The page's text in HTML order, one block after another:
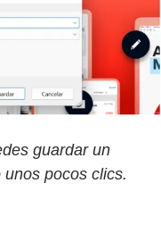
guardar un
pocos clics.